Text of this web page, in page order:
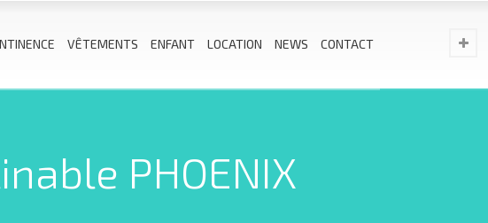
VÊTEMENTS ENFANT LOCATION NEWS CONTACT
PHOENIX